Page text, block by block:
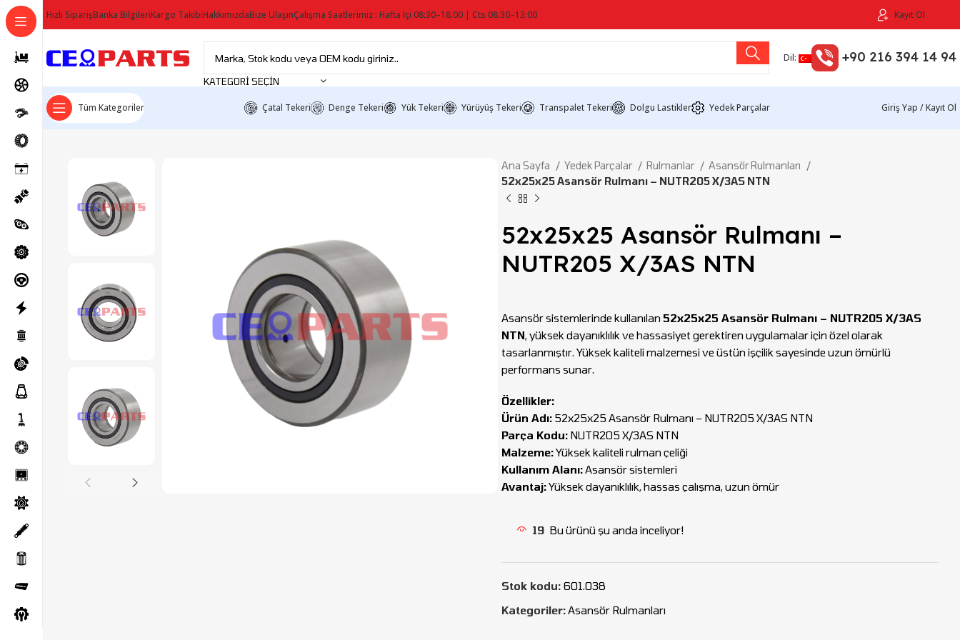
Hızlı SiparişBanka BilgileriKargo TakibiHakkımızdaBize UlaşınÇalışma Saatlerimiz : Hafta Içi 08:30–18:00 | Cts 08:30–13:00 Kayıt Ol
KATEGORI SEÇIN
Dil: +90 216 394 14 94
Tüm Kategoriler Çatal Tekeri Denge Tekeri Yük Tekeri Yürüyüş Tekeri Transpalet Tekeri Dolgu Lastikler Yedek Parçalar Giriş Yap / Kayıt Ol
Ana Sayfa Yedek Parçalar Rulmanlar
Asansör Rulmanları
52x25x25 Asansör Rulmanı – NUTR205 X/3AS NTN
52x25x25 Asansör Rulmanı –
NUTR205 X/3AS NTN
Asansör sistemlerinde kullanılan 52x25x25 Asansör Rulmanı – NUTR205 X/3AS
NTN, yüksek dayanıklılık ve hassasiyet gerektiren uygulamalar için özel olarak
tasarlanmıştır. Yüksek kaliteli malzemesi ve üstün işçilik sayesinde uzun ömürlü
performans sunar.
Özellikler:
Ürün Adı: 52x25x25 Asansör Rulmanı – NUTR205 X/3AS NTN
Parça Kodu: NUTR205 X/3AS NTN
Malzeme:Yüksek kaliteli rulman çeliği
Kullanım Alanı:Asansör sistemleri
Avantaj:Yüksek dayanıklılık, hassas çalışma, uzun ömür
19 Bu ürünü şu anda inceliyor!
Stok kodu: 601.038
Kategoriler:Asansör Rulmanları